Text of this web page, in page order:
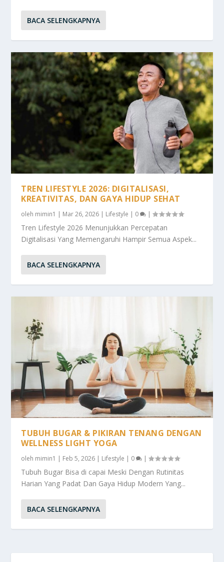
BACA SELENGKAPNYA
TREN LIFESTYLE 2026: DIGITALISASI,
KREATIVITAS, DAN GAYA HIDUP SEHAT
oleh mimin1 | Mar 26, 2026 | Lifestyle | 0 |
Tren Lifestyle 2026 Menunjukkan Percepatan
Digitalisasi Yang Memengaruhi Hampir Semua Aspek...
BACA SELENGKAPNYA
TUBUH BUGAR & PIKIRAN TENANG DENGAN
WELLNESS LIGHT YOGA
oleh mimin1 | Feb 5, 2026 | Lifestyle | 0 |
Tubuh Bugar Bisa di capai Meski Dengan Rutinitas
Harian Yang Padat Dan Gaya Hidup Modern Yang...
BACA SELENGKAPNYA